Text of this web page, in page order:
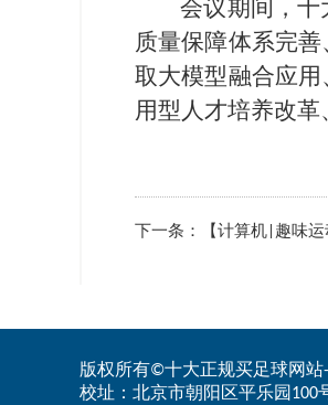
会议期间，十
质量保障体系完
取大模型融合应
用型人才培养改革
下一条： 【计算机|趣味
版权所有©十大正规买足球网站
校址：北京市朝阳区平乐园100